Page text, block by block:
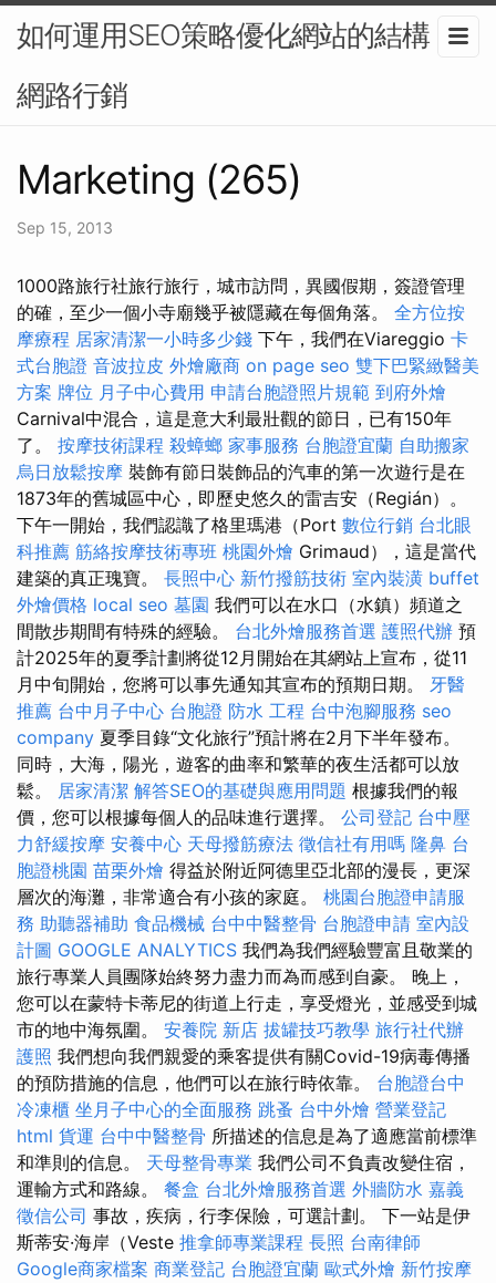
如何運用SEO策略優化網站的結構？-
網路行銷
Marketing (265)
Sep 15, 2013
1000路旅行社旅行旅行，城市訪問，異國假期，簽證管理
的確，至少一個小寺廟幾乎被隱藏在每個角落。 全方位按
摩療程 居家清潔一小時多少錢 下午，我們在Viareggio 卡
式台胞證 音波拉皮 外燴廠商 on page seo 雙下巴緊緻醫美
方案 牌位 月子中心費用 申請台胞證照片規範 到府外燴
Carnival中混合，這是意大利最壯觀的節日，已有150年
了。 按摩技術課程 殺蟑螂 家事服務 台胞證宜蘭 自助搬家
烏日放鬆按摩 裝飾有節日裝飾品的汽車的第一次遊行是在
1873年的舊城區中心，即歷史悠久的雷吉安（Regián）。
下午一開始，我們認識了格里瑪港（Port 數位行銷 台北眼
科推薦 筋絡按摩技術專班 桃園外燴 Grimaud），這是當代
建築的真正瑰寶。 長照中心 新竹撥筋技術 室內裝潢 buffet
外燴價格 local seo 墓園 我們可以在水口（水鎮）頻道之
間散步期間有特殊的經驗。 台北外燴服務首選 護照代辦 預
計2025年的夏季計劃將從12月開始在其網站上宣布，從11
月中旬開始，您將可以事先通知其宣布的預期日期。 牙醫
推薦 台中月子中心 台胞證 防水 工程 台中泡腳服務 seo
company 夏季目錄“文化旅行”預計將在2月下半年發布。
同時，大海，陽光，遊客的曲率和繁華的夜生活都可以放
鬆。 居家清潔 解答SEO的基礎與應用問題 根據我們的報
價，您可以根據每個人的品味進行選擇。 公司登記 台中壓
力舒緩按摩 安養中心 天母撥筋療法 徵信社有用嗎 隆鼻 台
胞證桃園 苗栗外燴 得益於附近阿德里亞北部的漫長，更深
層次的海灘，非常適合有小孩的家庭。 桃園台胞證申請服
務 助聽器補助 食品機械 台中中醫整骨 台胞證申請 室內設
計圖 GOOGLE ANALYTICS 我們為我們經驗豐富且敬業的
旅行專業人員團隊始終努力盡力而為而感到自豪。 晚上，
您可以在蒙特卡蒂尼的街道上行走，享受燈光，並感受到城
市的地中海氛圍。 安養院 新店 拔罐技巧教學 旅行社代辦
護照 我們想向我們親愛的乘客提供有關Covid-19病毒傳播
的預防措施的信息，他們可以在旅行時依靠。 台胞證台中
冷凍櫃 坐月子中心的全面服務 跳蚤 台中外燴 營業登記
html 貨運 台中中醫整骨 所描述的信息是為了適應當前標準
和準則的信息。 天母整骨專業 我們公司不負責改變住宿，
運輸方式和路線。 餐盒 台北外燴服務首選 外牆防水 嘉義
徵信公司 事故，疾病，行李保險，可選計劃。 下一站是伊
斯蒂安·海岸（Veste 推拿師專業課程 長照 台南律師
Google商家檔案 商業登記 台胞證宜蘭 歐式外燴 新竹按摩